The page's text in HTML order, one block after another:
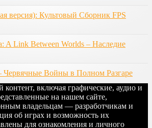
версия): Культовый Сборник FPS
A Link Between Worlds – Наследие
Червячные Войны в Полном Разгаре
контент, включая графические, аудио и
на нашем сайте,
владельцам — разработчикам и
об играх и возможность их
для ознакомления и личного